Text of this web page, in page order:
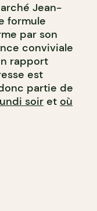
Jean-
formule
par son
conviviale
rapport
est
partie de
soir et où